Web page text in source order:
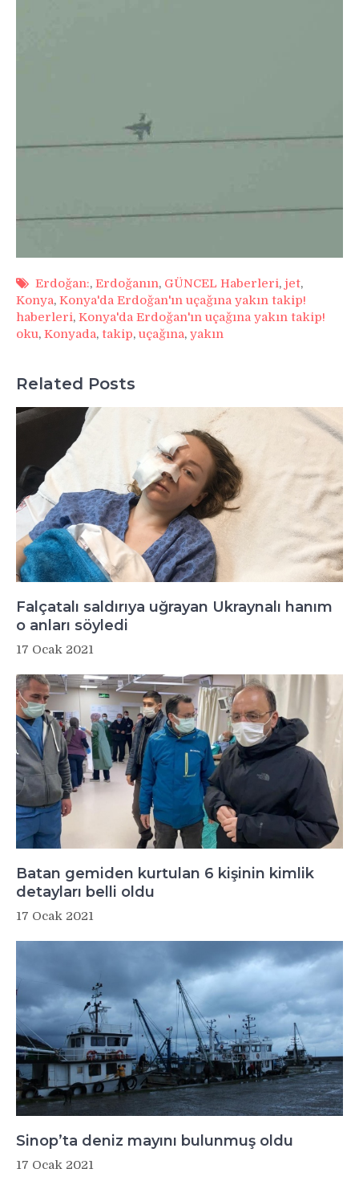
Erdoğan:, Erdoğanın, GÜNCEL Haberleri, jet,
Konya, Konya'da Erdoğan'ın uçağına yakın takip!
haberleri, Konya'da Erdoğan'ın uçağına yakın takip!
oku, Konyada, takip, uçağına, yakın
Related Posts
Falçatalı saldırıya uğrayan Ukraynalı hanım
o anları söyledi
17 Ocak 2021
Batan gemiden kurtulan 6 kişinin kimlik
detayları belli oldu
17 Ocak 2021
Sinop’ta deniz mayını bulunmuş oldu
17 Ocak 2021